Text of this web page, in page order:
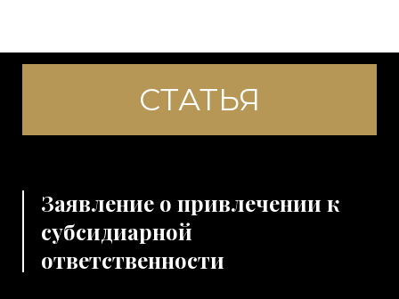
СТАТЬЯ
Заявление о привлечении к
субсидиарной
ответственности